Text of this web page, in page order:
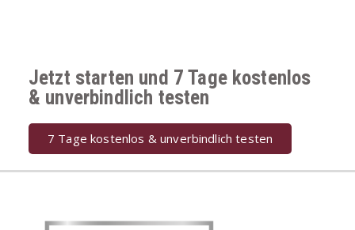
Jetzt starten und 7 Tage kostenlos
& unverbindlich testen
7 Tage kostenlos & unverbindlich testen